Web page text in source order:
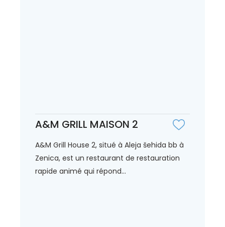
A&M GRILL MAISON 2
A&M Grill House 2, situé à Aleja šehida bb à
Zenica, est un restaurant de restauration
rapide animé qui répond...